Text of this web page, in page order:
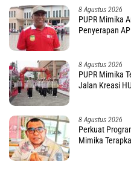
8 Agustus 2026
PUPR Mimika
Penyerapan
8 Agustus 2026
PUPR Mimika
Jalan Kreasi
8 Agustus 2026
Perkuat
Mimika